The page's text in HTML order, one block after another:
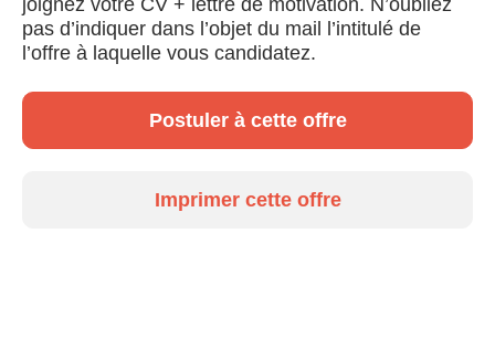
pas d’indiquer dans l’objet du mail l’intitulé de
l’offre à laquelle vous candidatez.
Postuler à cette offre
Imprimer cette offre